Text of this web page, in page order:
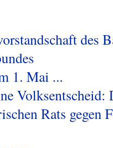
des
1. Mai ...
Volksentscheid:
Rats gegen